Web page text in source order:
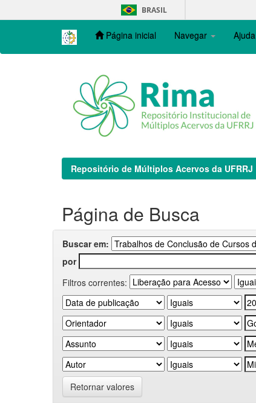
navigation
BRASIL
Página inicial Navegar Ajuda
Repositório de Múltiplos Acervos da UFRRJ
Página de Busca
Buscar em:
por
Filtros correntes:
Retornar valores